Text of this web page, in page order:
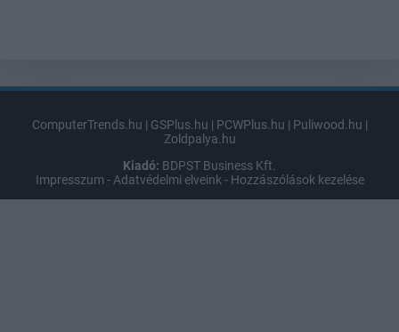
ComputerTrends.hu | GSPlus.hu | PCWPlus.hu | Puliwood.hu |
Zoldpalya.hu
Kiadó: BDPST Business Kft.
Impresszum - Adatvédelmi elveink - Hozzászólások kezelése